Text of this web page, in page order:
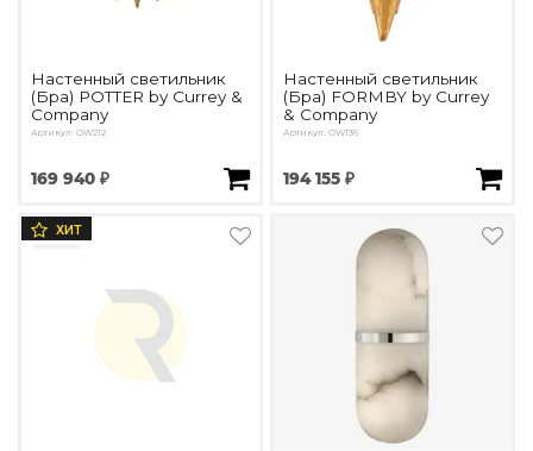
Настенный светильник
(Бра) POTTER by Currey &
Company
Артикул: OW212
169 940 ₽
Настенный светильник
(Бра) FORMBY by Currey
& Company
Артикул: OW136
194 155 ₽
ХИТ